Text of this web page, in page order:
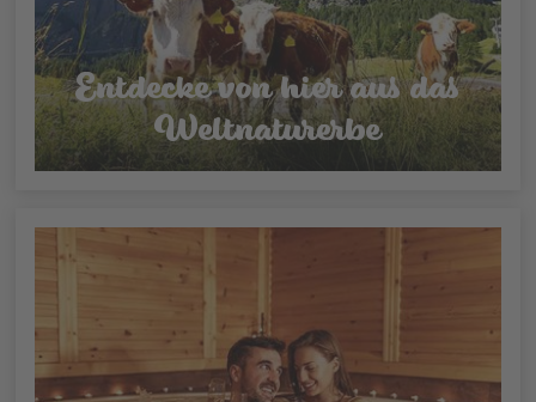
Entdecke von hier aus das
Weltnaturerbe